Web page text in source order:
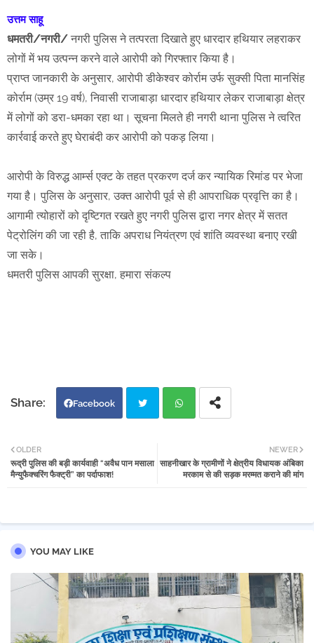
उत्तम साहू
धमतरी/नगरी/ नगरी पुलिस ने तत्परता दिखाते हुए धारदार हथियार लहराकर
लोगों में भय उत्पन्न करने वाले आरोपी को गिरफ्तार किया है।
प्राप्त जानकारी के अनुसार, आरोपी डीकेश्वर कोर्राम उर्फ सुक्सी पिता मानसिंह
कोर्राम (उम्र 19 वर्ष), निवासी राजाबाड़ा धारदार हथियार लेकर राजाबाड़ा क्षेत्र
में लोगों को डरा-धमका रहा था। सूचना मिलते ही नगरी थाना पुलिस ने त्वरित
कार्रवाई करते हुए घेराबंदी कर आरोपी को पकड़ लिया।
आरोपी के विरुद्ध आर्म्स एक्ट के तहत प्रकरण दर्ज कर न्यायिक रिमांड पर भेजा
गया है। पुलिस के अनुसार, उक्त आरोपी पूर्व से ही आपराधिक प्रवृत्ति का है।
आगामी त्योहारों को दृष्टिगत रखते हुए नगरी पुलिस द्वारा नगर क्षेत्र में सतत
पेट्रोलिंग की जा रही है, ताकि अपराध नियंत्रण एवं शांति व्यवस्था बनाए रखी
जा सके।
धमतरी पुलिस आपकी सुरक्षा, हमारा संकल्प
Facebook
tter atsa
NEWER
साहनीखार के ग्रामीणों ने क्षेत्रीय विधायक अंबिका
मरकाम से की सड़क मरम्मत कराने की मांग
OLDER
रूद्री पुलिस की बड़ी कार्यवाही “अवैध पान मसाला
मैन्युफैक्चरिंग फैक्ट्री” का पर्दाफाश!
YOU MAY LIKE